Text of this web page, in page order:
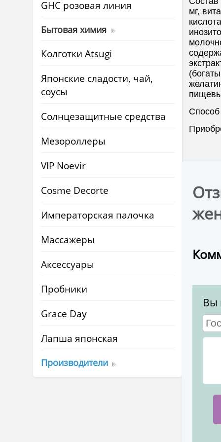
GHC розовая линия
Бытовая химия
Колготки Atsugi
Японские сладости, чай,
соусы
Солнцезащитные средства
Мезороллеры
VIP Noevir
Cosme Decorte
Императорская палочка
Массажеры
Аксессуары
Пробники
Grace Day
Лапша японская
Производители
мг,
Вы